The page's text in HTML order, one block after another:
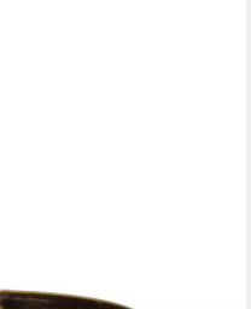
mit Gesichtern,